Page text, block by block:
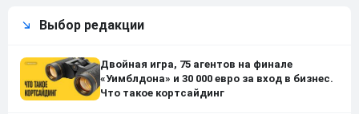
Выбор редакции
Двойная игра, 75 агентов на финале
«Уимблдона» и 30 000 евро за вход в бизнес.
Что такое кортсайдинг